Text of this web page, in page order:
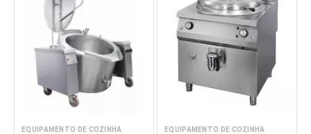
EQUIPAMENTO DE COZINHA
EQUIPAMENTO DE COZINHA